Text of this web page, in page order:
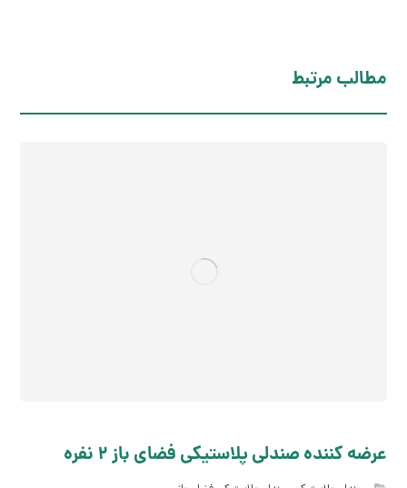
مطالب مرتبط
عرضه کننده صندلی پلاستیکی فضای باز 2 نفره